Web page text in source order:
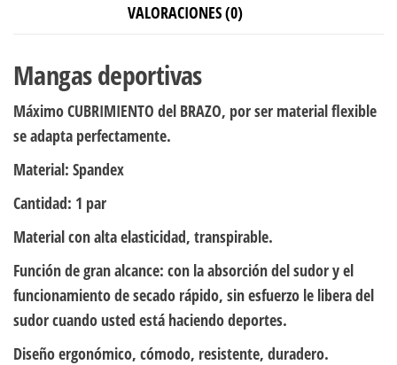
VALORACIONES (0)
Mangas deportivas
Máximo CUBRIMIENTO del BRAZO, por ser material flexible
se adapta perfectamente.
Material: Spandex
Cantidad: 1 par
Material con alta elasticidad, transpirable.
Función de gran alcance: con la absorción del sudor y el
funcionamiento de secado rápido, sin esfuerzo le libera del
sudor cuando usted está haciendo deportes.
Diseño ergonómico, cómodo, resistente, duradero.